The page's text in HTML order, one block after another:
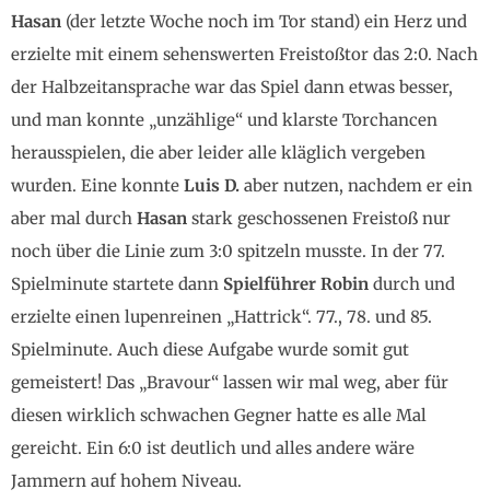
Hasan (der letzte Woche noch im Tor stand) ein Herz und
erzielte mit einem sehenswerten Freistoßtor das 2:0. Nach
der Halbzeitansprache war das Spiel dann etwas besser,
und man konnte „unzählige“ und klarste Torchancen
herausspielen, die aber leider alle kläglich vergeben
wurden. Eine konnte Luis D. aber nutzen, nachdem er ein
aber mal durch Hasan stark geschossenen Freistoß nur
noch über die Linie zum 3:0 spitzeln musste. In der 77.
Spielminute startete dann Spielführer Robin durch und
erzielte einen lupenreinen „Hattrick“. 77., 78. und 85.
Spielminute. Auch diese Aufgabe wurde somit gut
gemeistert! Das „Bravour“ lassen wir mal weg, aber für
diesen wirklich schwachen Gegner hatte es alle Mal
gereicht. Ein 6:0 ist deutlich und alles andere wäre
Jammern auf hohem Niveau.